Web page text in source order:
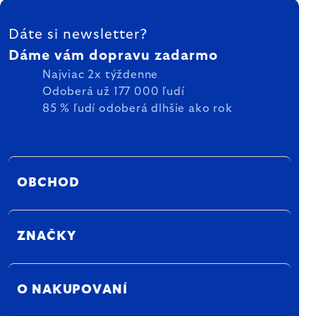
ZÁPÄTIE
Dáte si newsletter?
Dáme vám dopravu zadarmo
Najviac 2x týždenne
Odoberá už 177 000 ľudí
85 % ľudí odoberá dlhšie ako rok
OBCHOD
ZNAČKY
O NAKUPOVANÍ